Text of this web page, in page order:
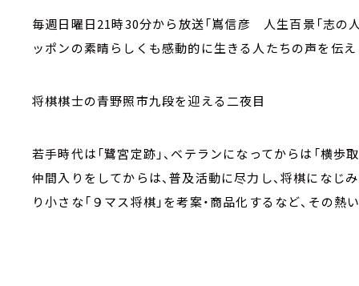
毎週日曜日21時30分から放送「嶌信彦 人生百景「志の
ッポンの素晴らしくも感動的に生きる人たちの声を伝え
将棋棋士の青野照市九段を迎える二夜目
若手時代は「鷺宮定跡」、ベテランになってからは「横
仲間入りをしてからは、普及活動に尽力し、将棋にな
り小さな「９マス将棋」を考案・商品化するなど、その熱